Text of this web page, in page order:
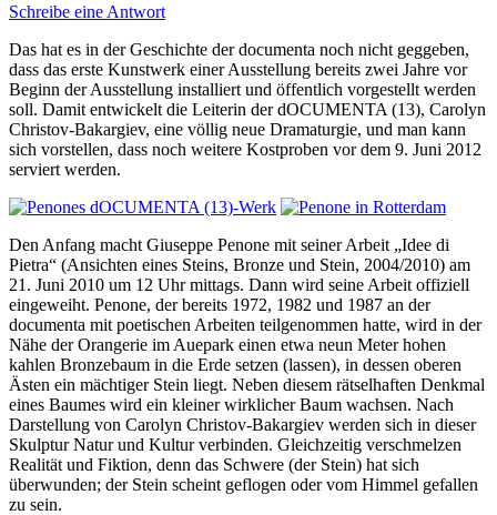
Schreibe eine Antwort
Das hat es in der Geschichte der documenta noch nicht geggeben,
dass das erste Kunstwerk einer Ausstellung bereits zwei Jahre vor
Beginn der Ausstellung installiert und öffentlich vorgestellt werden
soll. Damit entwickelt die Leiterin der dOCUMENTA (13), Carolyn
Christov-Bakargiev, eine völlig neue Dramaturgie, und man kann
sich vorstellen, dass noch weitere Kostproben vor dem 9. Juni 2012
serviert werden.
Den Anfang macht Giuseppe Penone mit seiner Arbeit „Idee di
Pietra“ (Ansichten eines Steins, Bronze und Stein, 2004/2010) am
21. Juni 2010 um 12 Uhr mittags. Dann wird seine Arbeit offiziell
eingeweiht. Penone, der bereits 1972, 1982 und 1987 an der
documenta mit poetischen Arbeiten teilgenommen hatte, wird in der
Nähe der Orangerie im Auepark einen etwa neun Meter hohen
kahlen Bronzebaum in die Erde setzen (lassen), in dessen oberen
Ästen ein mächtiger Stein liegt. Neben diesem rätselhaften Denkmal
eines Baumes wird ein kleiner wirklicher Baum wachsen. Nach
Darstellung von Carolyn Christov-Bakargiev werden sich in dieser
Skulptur Natur und Kultur verbinden. Gleichzeitig verschmelzen
Realität und Fiktion, denn das Schwere (der Stein) hat sich
überwunden; der Stein scheint geflogen oder vom Himmel gefallen
zu sein.